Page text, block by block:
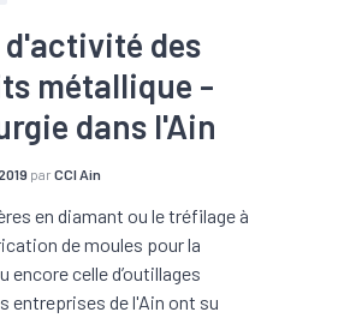
des
métallique -
dans l'Ain
par CCI Ain
en diamant ou le tréfilage à
de moules pour la
encore celle d’outillages
entreprises de l'Ain ont su